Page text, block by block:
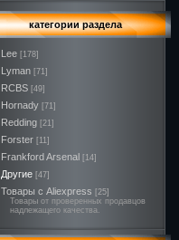
категории раздела
Lee [178]
Lyman [71]
RCBS [49]
Hornady [71]
Redding [21]
Forster [11]
Frankford Arsenal [14]
Другие [47]
Товары с Aliexpress [25]
Товары от проверенных продавцов
надлежащего качества.